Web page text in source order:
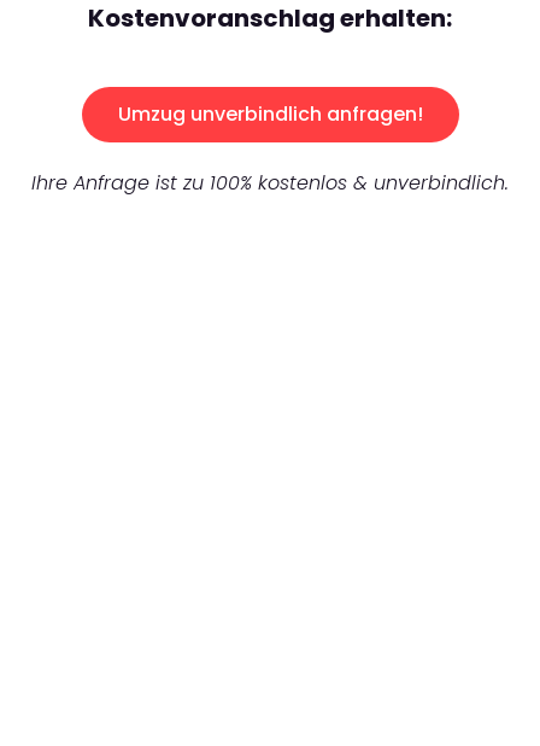
Kostenvoranschlag erhalten:
Umzug unverbindlich anfragen!
Ihre Anfrage ist zu 100% kostenlos & unverbindlich.